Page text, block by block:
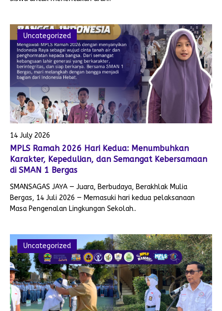
Uncategorized
14 July 2026
MPLS Ramah 2026 Hari Kedua: Menumbuhkan
Karakter, Kepedulian, dan Semangat Kebersamaan
di SMAN 1 Bergas
SMANSAGAS JAYA — Juara, Berbudaya, Berakhlak Mulia
Bergas, 14 Juli 2026 — Memasuki hari kedua pelaksanaan
Masa Pengenalan Lingkungan Sekolah..
Uncategorized